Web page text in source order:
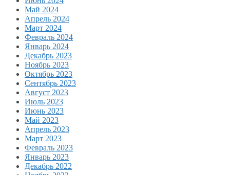
Май 2024
Апрель 2024
Март 2024
Февраль 2024
Январь 2024
Декабрь 2023
Ноябрь 2023
Октябрь 2023
Сентябрь 2023
Август 2023
Июль 2023
Июнь 2023
Май 2023
Апрель 2023
Март 2023
Февраль 2023
Январь 2023
Декабрь 2022